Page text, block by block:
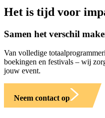
Het is tijd voor
Samen het verschil
Van volledige
boekingen en festivals – wij
jouw event.
Neem contact op